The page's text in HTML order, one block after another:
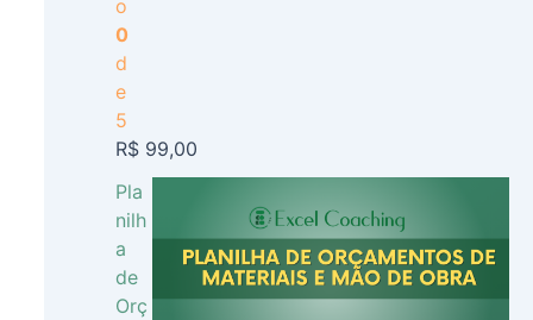
o
0
d
e
5
R$99,00
Pla
nilh
a
de
Orç